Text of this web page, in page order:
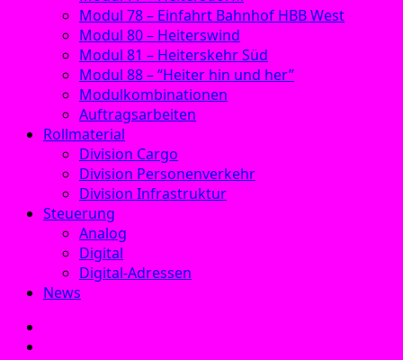
Modul 78 – Einfahrt Bahnhof HBB West
Modul 80 – Heiterswind
Modul 81 – Heiterskehr Süd
Modul 88 – “Heiter hin und her”
Modulkombinationen
Auftragsarbeiten
Rollmaterial
Division Cargo
Division Personenverkehr
Division Infrastruktur
Steuerung
Analog
Digital
Digital-Adressen
News